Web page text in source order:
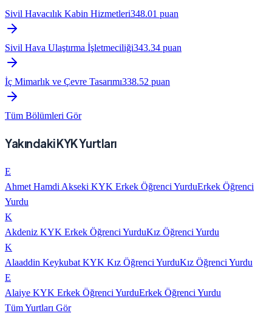
Sivil Havacılık Kabin Hizmetleri348.01 puan
Sivil Hava Ulaştırma İşletmeciliği343.34 puan
İç Mimarlık ve Çevre Tasarımı338.52 puan
Tüm Bölümleri Gör
Yakındaki KYK Yurtları
E
Ahmet Hamdi Akseki KYK Erkek Öğrenci YurduErkek Öğrenci
Yurdu
K
Akdeniz KYK Erkek Öğrenci YurduKız Öğrenci Yurdu
K
Alaaddin Keykubat KYK Kız Öğrenci YurduKız Öğrenci Yurdu
E
Alaiye KYK Erkek Öğrenci YurduErkek Öğrenci Yurdu
Tüm Yurtları Gör